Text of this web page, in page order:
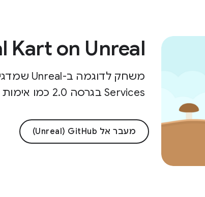
Kart on Unreal
Services בגרסה 2.0 כמו אימות פלטפורמה והישגים.
מעבר אל GitHub‏ (Unreal)